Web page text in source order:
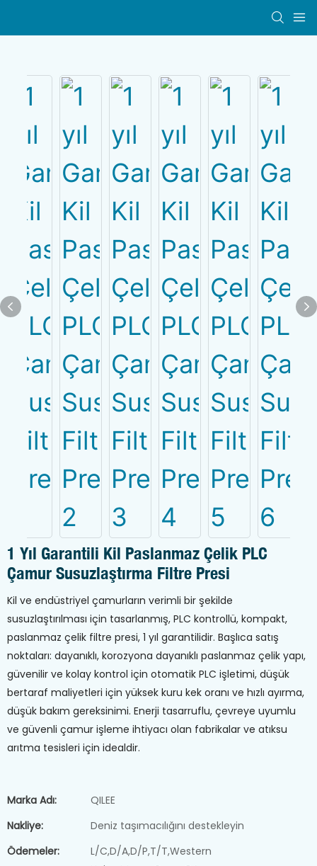
1 Yıl Garantili Kil Paslanmaz Çelik PLC
Çamur Susuzlaştırma Filtre Presi
Kil ve endüstriyel çamurların verimli bir şekilde
susuzlaştırılması için tasarlanmış, PLC kontrollü, kompakt,
paslanmaz çelik filtre presi, 1 yıl garantilidir. Başlıca satış
noktaları: dayanıklı, korozyona dayanıklı paslanmaz çelik yapı,
güvenilir ve kolay kontrol için otomatik PLC işletimi, düşük
bertaraf maliyetleri için yüksek kuru kek oranı ve hızlı ayırma,
düşük bakım gereksinimi. Enerji tasarruflu, çevreye uyumlu
ve güvenli çamur işleme ihtiyacı olan fabrikalar ve atıksu
arıtma tesisleri için idealdir.
Marka Adı:
QILEE
Nakliye:
Deniz taşımacılığını destekleyin
Ödemeler:
L/C,D/A,D/P,T/T,Western